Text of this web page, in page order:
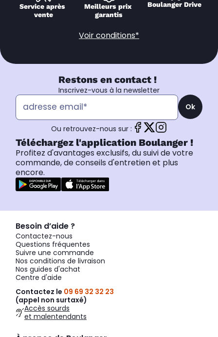
Service après
vente
Meilleurs prix
garantis
Boulanger Drive
Voir conditions*
Restons en contact !
Inscrivez-vous à la newsletter
Ok
Ou retrouvez-nous sur :
Téléchargez l'application Boulanger !
Profitez d'avantages exclusifs, du suivi de votre
commande, de conseils d'entretien et plus
encore.
Besoin d’aide ?
Contactez-nous
Questions fréquentes
Suivre une commande
Nos conditions de livraison
Nos guides d'achat
Centre d'aide
Contactez le 09 69 32 32 23
(appel non surtaxé)
Accès sourds
et malentendants